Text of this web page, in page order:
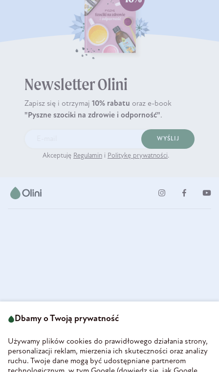
Newsletter Olini
Zapisz się i otrzymaj 10% rabatu oraz e-book
"Pyszne szociki na zdrowie i odporność".
WYŚLIJ
Akceptuję Regulamin i Politykę prywatności.
58-160 Świebodzice
REGON 890213034
INFORMACJE
Dbamy o Twoją prywatność
Używamy plików cookies do prawidłowego działania strony,
personalizacji reklam, mierzenia ich skuteczności oraz analizy
ruchu. Twoje dane mogą być udostępniane partnerom